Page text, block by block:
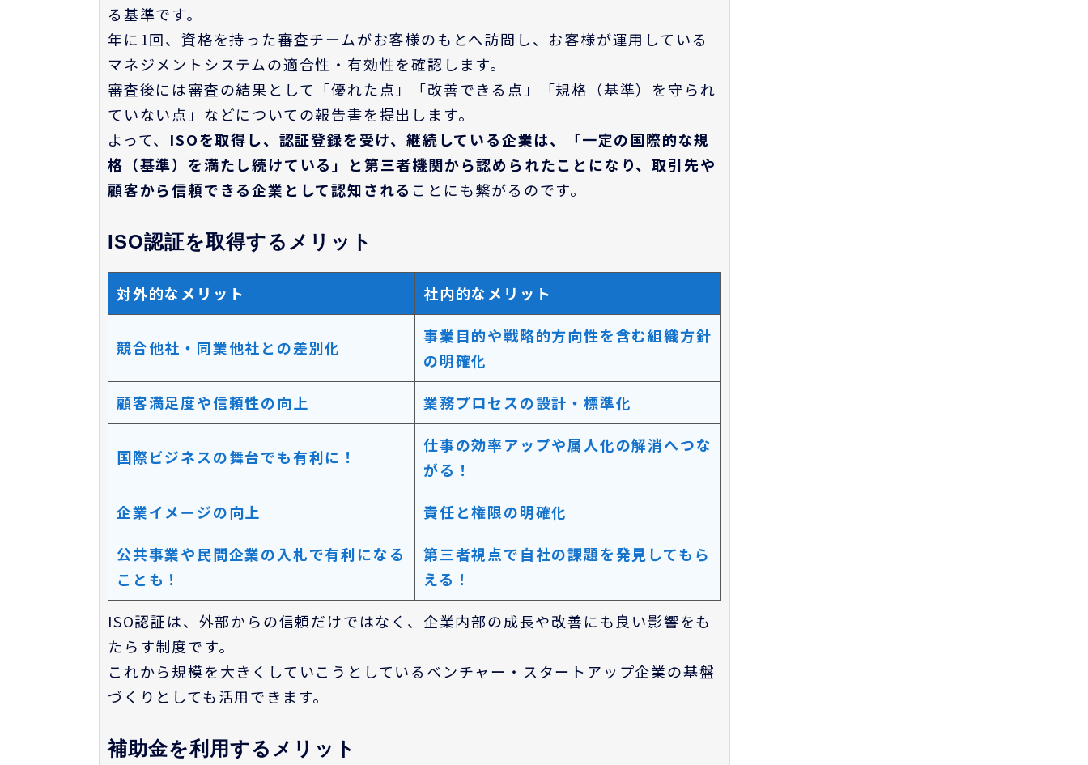
る基準です。
年に1回、資格を持った審査チームがお客様のもとへ訪問し、お客様が運用している
マネジメントシステムの適合性・有効性を確認します。
審査後には審査の結果として「優れた点」「改善できる点」「規格（基準）を守られ
ていない点」などについての報告書を提出します。
よって、 ISOを取得し、認証登録を受け、継続している企業は、「一定の国際的な規
格（基準）を満たし続けている」と第三者機関から認められたことになり、取引先や
顧客から信頼できる企業 として認知される ことにも繋がるのです。
ISO認証を取得するメリット
対外的なメリット 社内的なメリット
競合他社・同業他社との差別化
事業目的や戦略的方向性を含む組織方針
の明確化
顧客満足度や信頼性の向上
業務プロセスの設計・標準化
国際ビジネスの舞台でも有利に！
仕事の効率アップや属人化の解消へつな
がる！
企業イメージの向上
責任と権限の明確化
公共事業や民間企業の入札で有利になる
ことも！
第三者視点で自社の課題を発見してもら
える！
ISO認証は、外部からの信頼だけではなく、企業内部の成長や改善にも良い影響をも
たらす制度です。
これから規模を大きくしていこうとしているベンチャー・スタートアップ企業の基盤
づくりとしても活用できます。
補助金を利用するメリット